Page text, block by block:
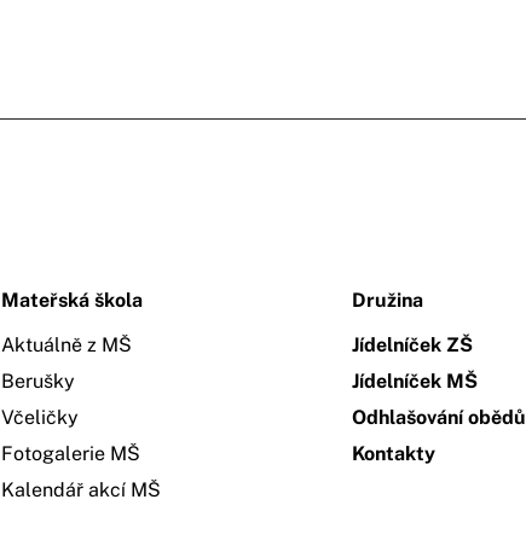
Mateřská škola
Aktuálně z MŠ
Berušky
Včeličky
Fotogalerie MŠ
Kalendář akcí MŠ
Družina
Jídelníček ZŠ
Jídelníček MŠ
Odhlašování obědů
Kontakty